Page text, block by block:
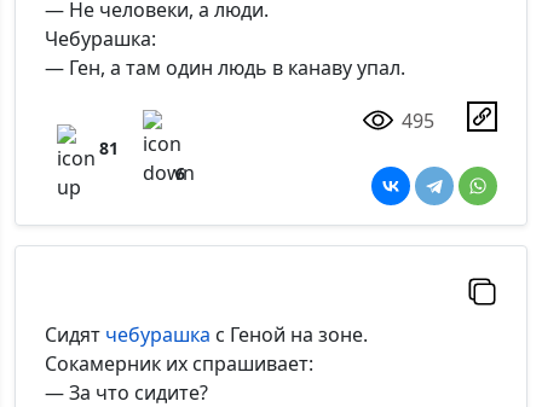
— Не человеки, а люди.
Чебурашка:
— Ген, а там один людь в канаву упал.
81
6
495
Сидят чебурашка с Геной на зоне.
Сокамерник их спрашивает:
— За что сидите?